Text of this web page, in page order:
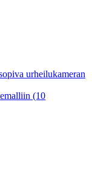
urheilukameran
(10